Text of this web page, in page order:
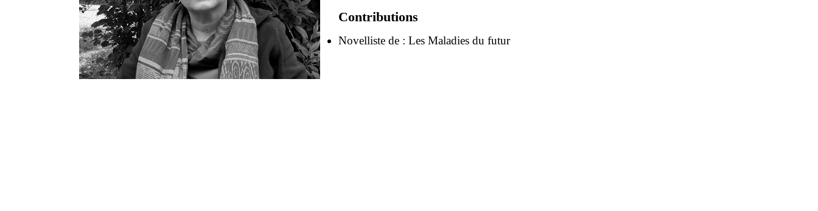
Contributions
Novelliste de : Les Maladies du futur